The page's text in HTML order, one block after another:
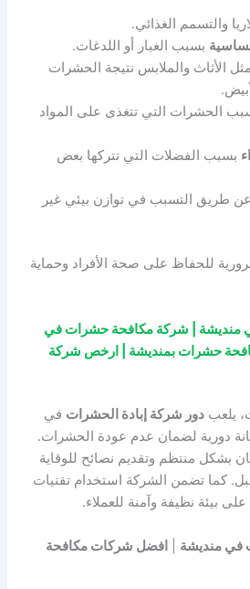
والتسمم الغذائي.
بسبب الغبار أو اللدغات.
مثل الأثاث والملابس نتيجة الحشرات
الحشرات التي تتغذى على المواد
بسبب الفضلات التي تتركها بعض
عن طريق التسبب في توازن بيئي غير
للحفاظ على صحة الأفراد وحماية
منديشة | شركة مكافحة حشرات في
حشرات بمنديشة | ارخص شركة
يلعبدور شركة إبادة الحشرات في
دورية لضمان عدم عودة الحشرات.
بشكل منتظم وتقديم نصائح للوقاية
كما تضمن الشركة استخدام تقنيات
بيئة نظيفة وآمنة للعملاء.
في منديشة
افضل شركات مكافحة